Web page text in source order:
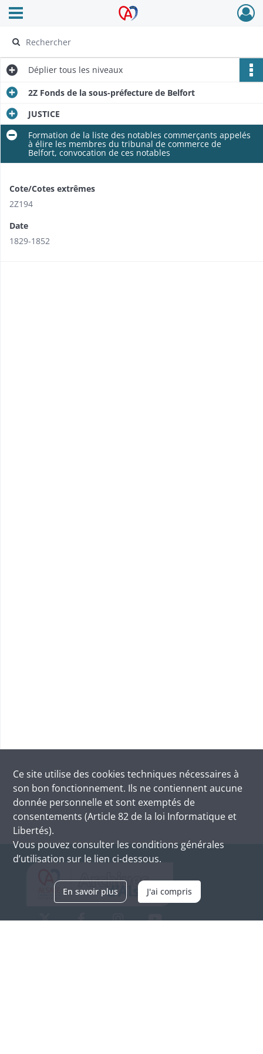
Archives Alsace - Colmar
Ouvrir le menu déroulant
Déplier tous les niveaux
2Z Fonds de la sous-préfecture de Belfort
JUSTICE
Formation de la liste des notables commerçants appelés
à élire les membres du tribunal de commerce de
Belfort, convocation de ces notables
Cote/Cotes extrêmes
2Z194
Date
1829-1852
Ce site utilise des cookies techniques nécessaires à
son bon fonctionnement. Ils ne contiennent aucune
donnée personnelle et sont exemptés de
consentements (Article 82 de la loi Informatique et
Libertés).
Vous pouvez consulter les conditions générales
d’utilisation sur le lien ci-dessous.
En savoir plus J'ai compris